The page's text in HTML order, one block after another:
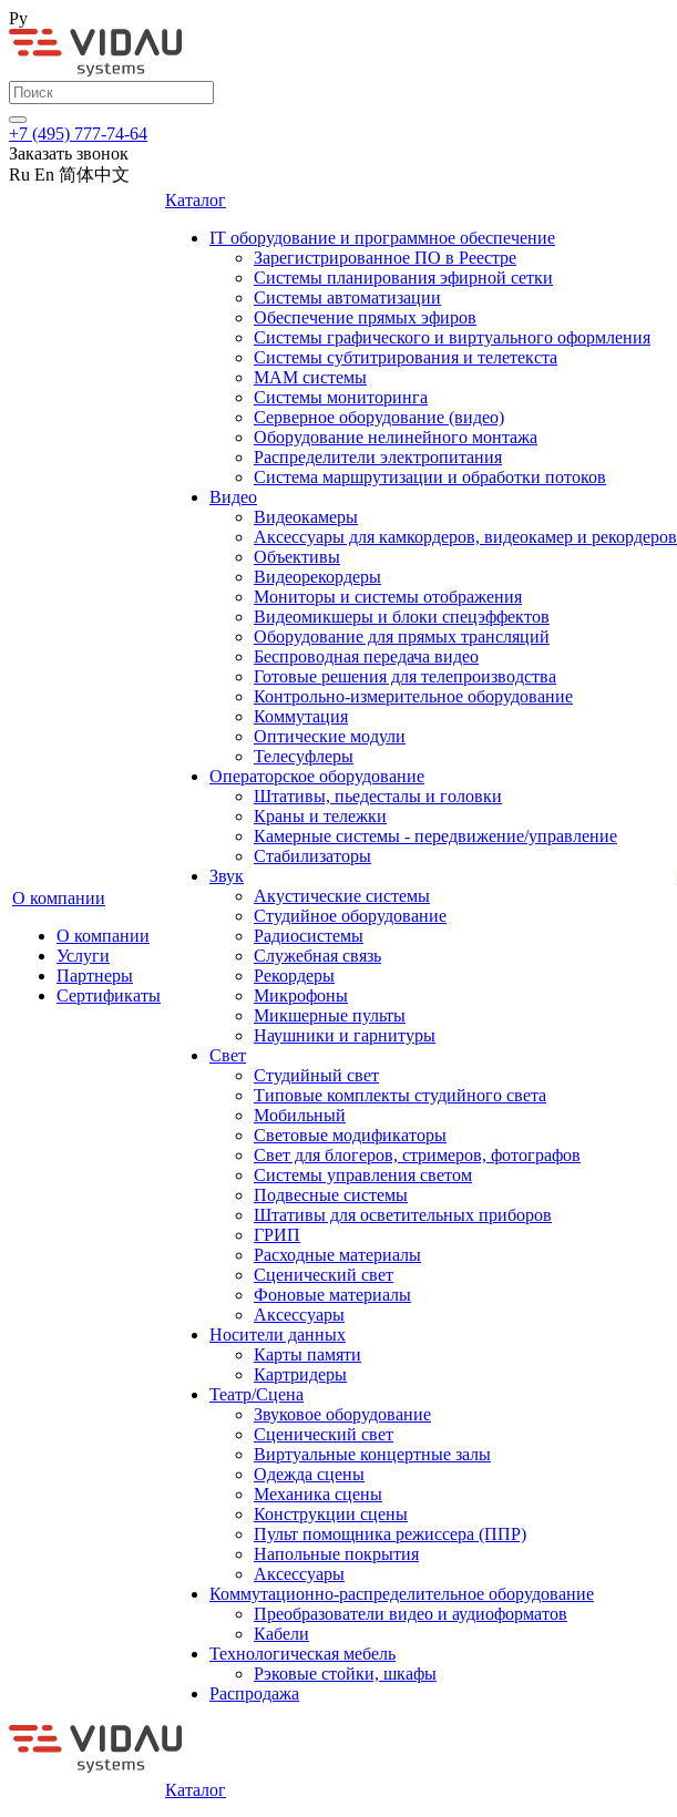
Ру
+7 (495) 777-74-64
Заказать звонок
Ru En 简体中文
О компании
О компании
Услуги
Партнеры
Сертификаты
Каталог
IT оборудование и программное обеспечение
Зарегистрированное ПО в Реестре
Системы планирования эфирной сетки
Системы автоматизации
Обеспечение прямых эфиров
Системы графического и виртуального оформления
Системы субтитрирования и телетекста
MAM системы
Системы мониторинга
Серверное оборудование (видео)
Оборудование нелинейного монтажа
Распределители электропитания
Система маршрутизации и обработки потоков
Видео
Видеокамеры
Аксессуары для камкордеров, видеокамер и рекордеров
Объективы
Видеорекордеры
Мониторы и системы отображения
Видеомикшеры и блоки спецэффектов
Оборудование для прямых трансляций
Беспроводная передача видео
Готовые решения для телепроизводства
Контрольно-измерительное оборудование
Коммутация
Оптические модули
Телесуфлеры
Операторское оборудование
Штативы, пьедесталы и головки
Краны и тележки
Камерные системы - передвижение/управление
Стабилизаторы
Звук
Акустические системы
Студийное оборудование
Радиосистемы
Служебная связь
Рекордеры
Микрофоны
Микшерные пульты
Наушники и гарнитуры
Свет
Студийный свет
Типовые комплекты студийного света
Мобильный
Световые модификаторы
Свет для блогеров, стримеров, фотографов
Системы управления светом
Подвесные системы
Штативы для осветительных приборов
ГРИП
Расходные материалы
Сценический свет
Фоновые материалы
Аксессуары
Носители данных
Карты памяти
Картридеры
Театр/Сцена
Звуковое оборудование
Сценический свет
Виртуальные концертные залы
Одежда сцены
Механика сцены
Конструкции сцены
Пульт помощника режиссера (ППР)
Напольные покрытия
Аксессуары
Коммутационно-распределительное оборудование
Преобразователи видео и аудиоформатов
Кабели
Технологическая мебель
Рэковые стойки, шкафы
Распродажа
Каталог